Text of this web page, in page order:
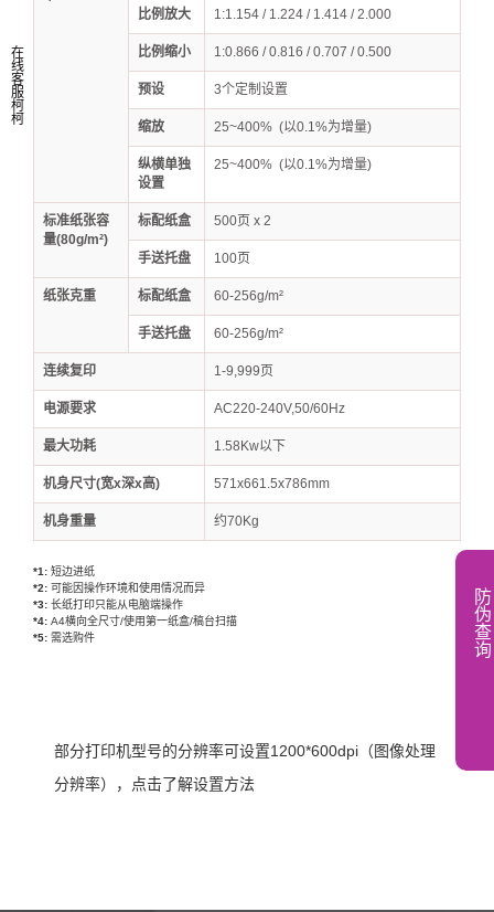
比例放大
1:1.154 / 1.224 / 1.414 / 2.000
比例缩小 1:0.866 / 0.816 / 0.707 / 0.500
预设 3个定制设置
缩放 25~400% (以0.1%为增量)
纵横单独
设置
25~400% (以0.1%为增量)
标准纸张容
量(80g/m²)
标配纸盒 500页 x 2
手送托盘 100页
纸张克重 标配纸盒 60-256g/m²
手送托盘 60-256g/m²
连续复印 1-9,999页
电源要求 AC220-240V,50/60Hz
最大功耗 1.58Kw以下
机身尺寸(宽x深x高) 571x661.5x786mm
机身重量 约70Kg
*1
短边进纸
*2
可能因操作环境和使用情况而异
*3 长纸打印只能从电脑端操作
*4 A4横向全尺寸/使用第一纸盒/稿台扫描
*5 需选购件
部分打印机型号的分辨率可设置1200*600dpi（图像处理
分辨率），点击了解设置方法
在
线
客
服
柯
柯
防
伪
查
询